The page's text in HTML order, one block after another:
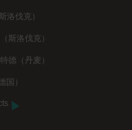
伐克）
斯洛伐克）
德（丹麦）
国）